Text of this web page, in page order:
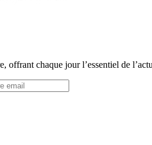
offrant chaque jour l’essentiel de